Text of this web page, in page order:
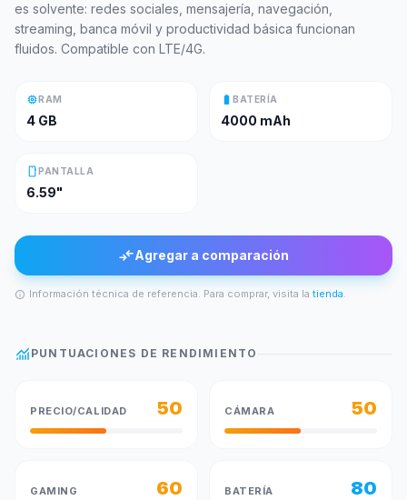
es solvente: redes sociales, mensajería, navegación,
streaming, banca móvil y productividad básica funcionan
fluidos. Compatible con LTE/4G.
memoryRAM
4 GB
battery_full BATERÍA
4000 mAh
smartphonePANTALLA
6.59"
compare_arrowsAgregar a comparación
info Información técnica de referencia. Para comprar, visita la tienda.
monitoring PUNTUACIONES DE RENDIMIENTO
PRECIO/CALIDAD 50 CÁMARA 50
GAMING 60 BATERÍA 80